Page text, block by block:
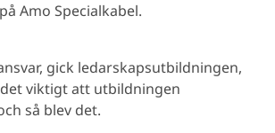
Amo Specialkabel.
gick ledarskapsutbildningen,
det viktigt att utbildningen
så blev det.